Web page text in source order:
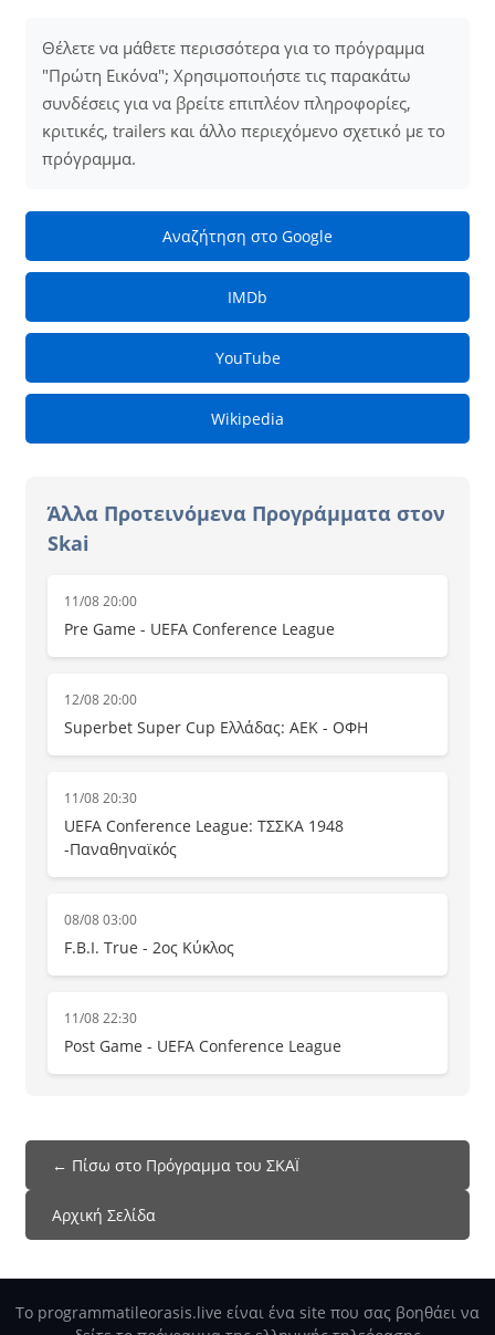
Θέλετε να μάθετε περισσότερα για το πρόγραμμα
"Πρώτη Εικόνα"; Χρησιμοποιήστε τις παρακάτω
συνδέσεις για να βρείτε επιπλέον πληροφορίες,
κριτικές, trailers και άλλο περιεχόμενο σχετικό με το
πρόγραμμα.
Αναζήτηση στο Google
IMDb
YouTube
Wikipedia
Άλλα Προτεινόμενα Προγράμματα στον
Skai
11/08 20:00
Pre Game - UEFA Conference League
12/08 20:00
Superbet Super Cup Ελλάδας: ΑΕΚ - ΟΦΗ
11/08 20:30
UEFA Conference League: ΤΣΣΚΑ 1948
-Παναθηναϊκός
08/08 03:00
F.B.I. True - 2ος Κύκλος
11/08 22:30
Post Game - UEFA Conference League
← Πίσω στο Πρόγραμμα του ΣΚΑΪ
Αρχική Σελίδα
Το programmatileorasis.live είναι ένα site που σας βοηθάει να